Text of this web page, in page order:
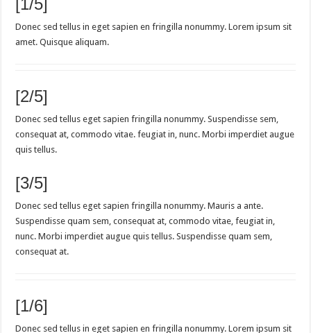
[1/5]
Donec sed tellus in eget sapien en fringilla nonummy. Lorem ipsum sit
amet. Quisque aliquam.
[2/5]
Donec sed tellus eget sapien fringilla nonummy. Suspendisse sem,
consequat at, commodo vitae. feugiat in, nunc. Morbi imperdiet augue
quis tellus.
[3/5]
Donec sed tellus eget sapien fringilla nonummy. Mauris a ante.
Suspendisse quam sem, consequat at, commodo vitae, feugiat in,
nunc. Morbi imperdiet augue quis tellus. Suspendisse quam sem,
consequat at.
[1/6]
Donec sed tellus in eget sapien en fringilla nonummy. Lorem ipsum sit